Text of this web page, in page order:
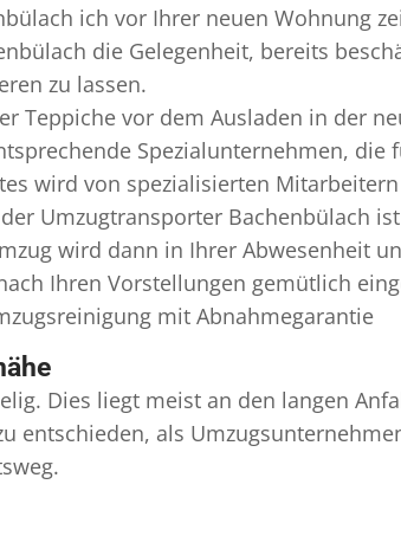
ich vor Ihrer neuen Wohnung
die Gelegenheit, bereits
zu lassen.
Teppiche vor dem Ausladen in der
Spezialunternehmen, die
wird von spezialisierten
Umzugtransporter Bachenbülach
wird dann in Ihrer Abwesenheit
Ihren Vorstellungen gemütlich
mit Abnahmegarantie
Dies liegt meist an den langen
als